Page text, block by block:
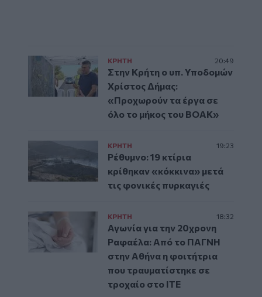
ΚΡΗΤΗ 20:49
Στην Κρήτη ο υπ. Υποδομών
Χρίστος Δήμας:
«Προχωρούν τα έργα σε
όλο το μήκος του ΒΟΑΚ»
ΚΡΗΤΗ 19:23
Ρέθυμνο: 19 κτίρια
κρίθηκαν «κόκκινα» μετά
τις φονικές πυρκαγιές
ΚΡΗΤΗ 18:32
Αγωνία για την 20χρονη
Ραφαέλα: Από το ΠΑΓΝΗ
στην Αθήνα η φοιτήτρια
που τραυματίστηκε σε
τροχαίο στο ΙΤΕ